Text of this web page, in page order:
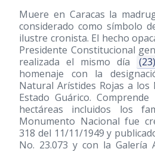
Muere en Caracas la
considerado como símbolo
ilustre cronista. El hecho
Presidente Constitucional
realizada el mismo día
(23)
homenaje con la
Natural Arístides Rojas a los
Estado Guárico.
hectáreas incluidos los
Monumento Nacional fue
318 del 11/11/1949 y
No. 23.073 y con la Galería